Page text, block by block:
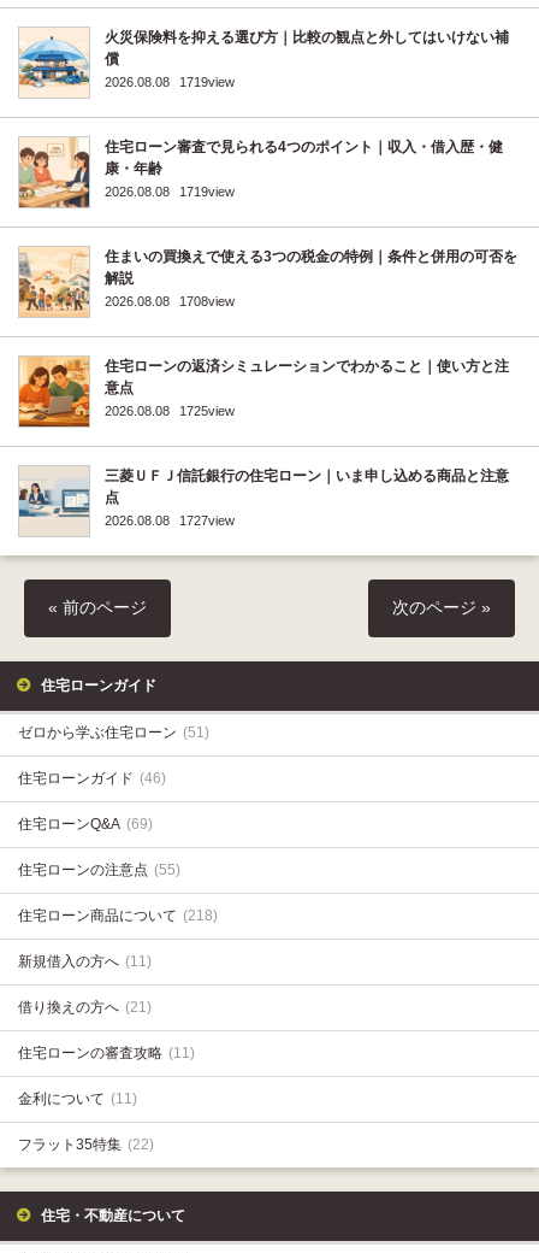
火災保険料を抑える選び方｜比較の観点と外してはいけない補
償
2026.08.08 1719view
住宅ローン審査で見られる4つのポイント｜収入・借入歴・健
康・年齢
2026.08.08 1719view
住まいの買換えで使える3つの税金の特例｜条件と併用の可否を
解説
2026.08.08 1708view
住宅ローンの返済シミュレーションでわかること｜使い方と注
意点
2026.08.08 1725view
三菱ＵＦＪ信託銀行の住宅ローン｜いま申し込める商品と注意
点
2026.08.08 1727view
« 前のページ 次のページ »
住宅ローンガイド
ゼロから学ぶ住宅ローン (51)
住宅ローンガイド (46)
住宅ローンQ&A (69)
住宅ローンの注意点 (55)
住宅ローン商品について (218)
新規借入の方へ (11)
借り換えの方へ (21)
住宅ローンの審査攻略 (11)
金利について (11)
フラット35特集 (22)
住宅・不動産について